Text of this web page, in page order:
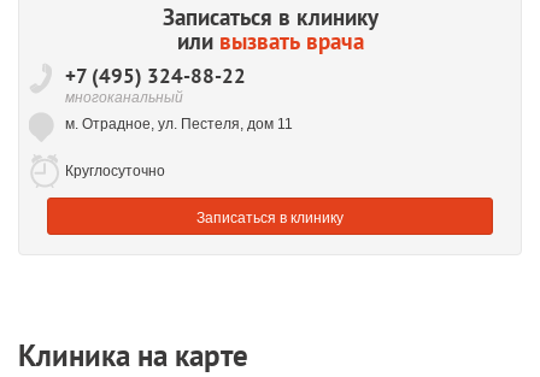
Записаться в клинику
или вызвать врача
+7 (495) 324-88-22
многоканальный
м. Отрадное, ул. Пестеля, дом 11
Круглосуточно
Записаться в клинику
Клиника на карте